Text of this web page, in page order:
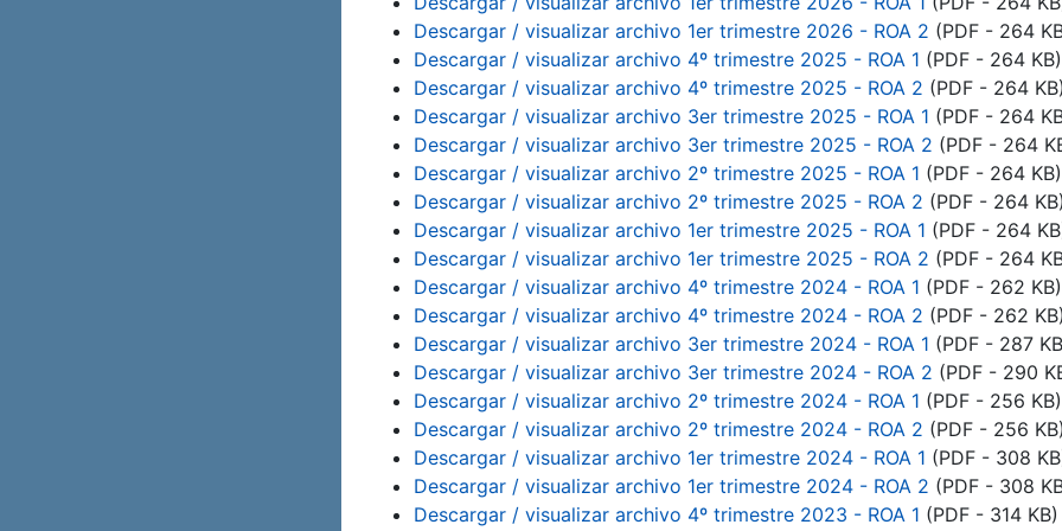
Descargar / visualizar archivo 1er trimestre 2026 - ROA 2 (PDF - 264
Descargar / visualizar archivo 4º trimestre 2025 - ROA 1 (PDF - 264 KB)
Descargar / visualizar archivo 4º trimestre 2025 - ROA 2 (PDF - 264 KB)
Descargar / visualizar archivo 3er trimestre 2025 - ROA 1 (PDF - 264
Descargar / visualizar archivo 3er trimestre 2025 - ROA 2 (PDF - 264
Descargar / visualizar archivo 2º trimestre 2025 - ROA 1 (PDF - 264 KB)
Descargar / visualizar archivo 2º trimestre 2025 - ROA 2 (PDF - 264 KB)
Descargar / visualizar archivo 1er trimestre 2025 - ROA 1 (PDF - 264
Descargar / visualizar archivo 1er trimestre 2025 - ROA 2 (PDF - 264
Descargar / visualizar archivo 4º trimestre 2024 - ROA 1 (PDF - 262 KB)
Descargar / visualizar archivo 4º trimestre 2024 - ROA 2 (PDF - 262 KB)
Descargar / visualizar archivo 3er trimestre 2024 - ROA 1 (PDF - 287
Descargar / visualizar archivo 3er trimestre 2024 - ROA 2 (PDF - 290
Descargar / visualizar archivo 2º trimestre 2024 - ROA 1 (PDF - 256 KB)
Descargar / visualizar archivo 2º trimestre 2024 - ROA 2 (PDF - 256 KB)
Descargar / visualizar archivo 1er trimestre 2024 - ROA 1 (PDF - 308
Descargar / visualizar archivo 1er trimestre 2024 - ROA 2 (PDF - 308
Descargar / visualizar archivo 4º trimestre 2023 - ROA 1 (PDF - 314 KB)